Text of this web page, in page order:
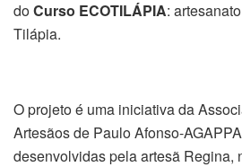
doCurso ECOTILÁPIA:
Tilápia.
O projeto é uma iniciativa da
Artesãos de Paulo Afonso-
desenvolvidas pela artesã Regina,